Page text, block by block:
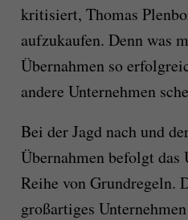
kritisiert, Thomas
aufzukaufen. Denn was
Übernahmen so
andere Unternehmen
Bei der Jagd nach und
Übernahmen befolgt das
Reihe von Grundregeln.
großartiges